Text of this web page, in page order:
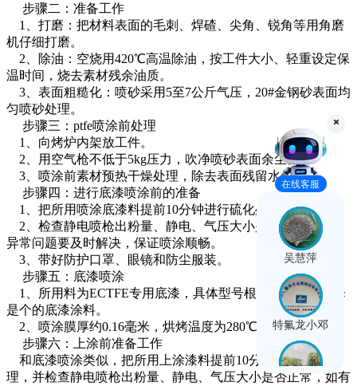
步骤二：准备工作
1、打磨：把材料表面的毛刺、焊碴、尖角、锐角等用角磨
机仔细打磨。
2、除油：空烧用420℃高温除油，按工件大小、轻重设定保
温时间，烧去素材残余油质。
3、表面粗糙化：喷砂采用5至7公斤气压，20#金钢砂表面均
匀喷砂处理。
步骤三：ptfe喷涂前处理
1、向烤炉内架放工件。
2、用空气枪不低于5kg压力，吹净喷砂表面余尘。
3、喷涂前素材预热干燥处理，除去表面残留水份。
步骤四：进行底漆喷涂前的准备
1、把所用喷涂底漆料提前10分钟进行硫化处理。
2、检查静电喷枪出粉量、静电、气压大小是否正常，如有
异常问题要及时解决，保证喷涂顺畅。
3、带好防护口罩、眼镜和防尘服装。
步骤五：底漆喷涂
1、所用料为ECTFE专用底漆，具体型号根据客户要求选择
是个的底漆涂料。
2、喷涂膜厚约0.16毫米，烘烤温度为280℃。
步骤六：上涂前准备工作
和底漆喷涂类似，把所用上涂漆料提前10分钟进行硫化处
理，并检查静电喷枪出粉量、静电、气压大小是否正常，如有
在线客服
吴慧萍
特氟龙小邓